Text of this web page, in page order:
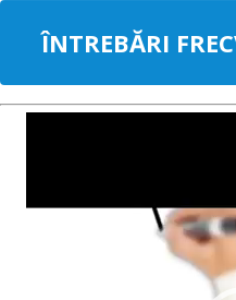
ÎNTREBĂRI